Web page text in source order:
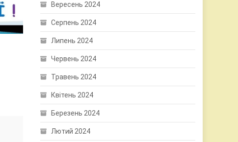
Вересень 2024
Серпень 2024
Липень 2024
Червень 2024
Травень 2024
Квітень 2024
Березень 2024
Лютий 2024